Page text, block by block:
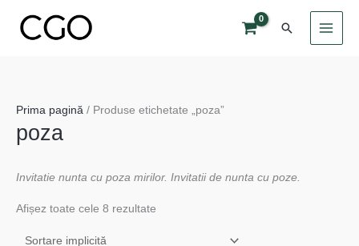
Search
Prima pagină / Produse etichetate „poza”
poza
Invitatie nunta cu poza mirilor. Invitatii de nunta cu poze.
Afișez toate cele 8 rezultate